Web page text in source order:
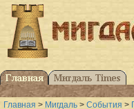
Главная > Мигдаль > События >